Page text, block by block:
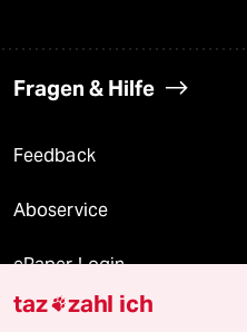
Fragen & Hilfe
Feedback
Aboservice
ePaper Login
Downloads für Abonnierende
taz zahl ich